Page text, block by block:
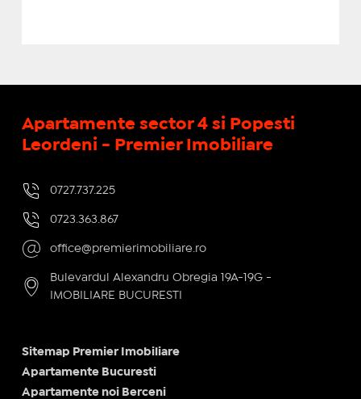
Apartamente sector 4 si Popesti
Leordeni - Premier Imobiliare
0727.737.225
0723.363.867
office@premierimobiliare.ro
Bulevardul Alexandru Obregia 19A-19G -
IMOBILIARE BUCURESTI
Sitemap Premier Imobiliare
Apartamente Bucuresti
Apartamente noi Berceni